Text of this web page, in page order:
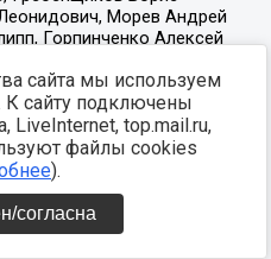
сайта мы используем
К сайту подключены
LiveInternet, top.mail.ru,
файлы cookies
).
согласна